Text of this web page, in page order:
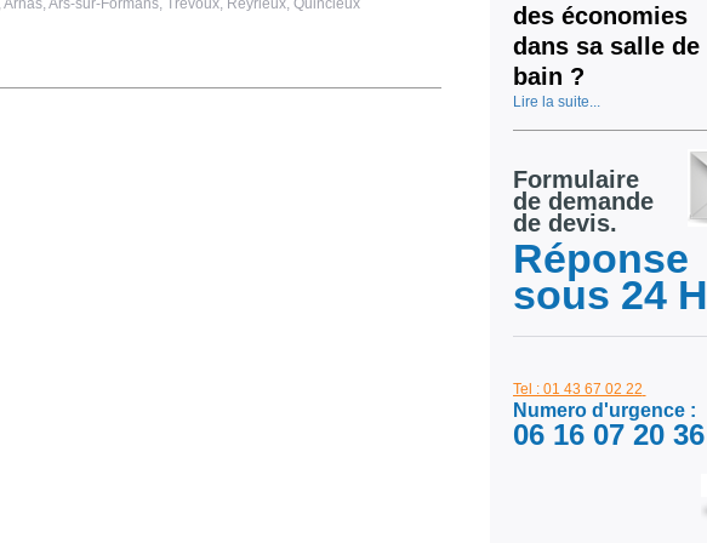
Ars-sur-Formans, Trévoux, Reyrieux, Quincieux
des économies
dans sa salle de
bain ?
Lire la suite...
Formulaire
de demande
de devis.
Réponse
sous 24 H
Tel : 01 43 67 02 22
Numero d'urgence :
06 16 07 20 36